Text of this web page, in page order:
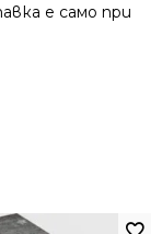
е само при